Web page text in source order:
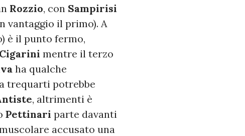
Rozzio, con Sampirisi
vantaggio il primo). A
è il punto fermo,
Cigarini mentre il terzo
ha qualche
trequarti potrebbe
, altrimenti è
Pettinari parte davanti
accusato una